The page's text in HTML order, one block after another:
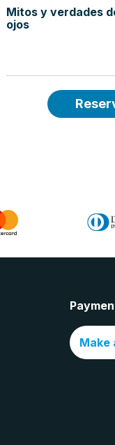
Mitos y verdades
ojos
Make